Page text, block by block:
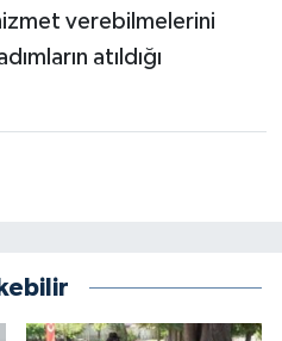
verebilmelerini
atıldığı